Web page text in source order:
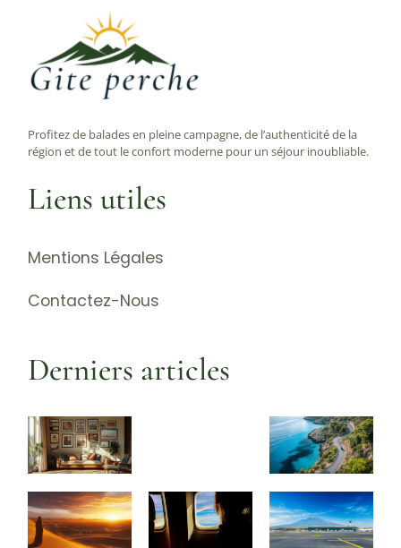
Profitez de balades en pleine campagne, de l’authenticité de la
région et de tout le confort moderne pour un séjour inoubliable.
Liens utiles
Mentions Légales
Contactez-Nous
Derniers articles